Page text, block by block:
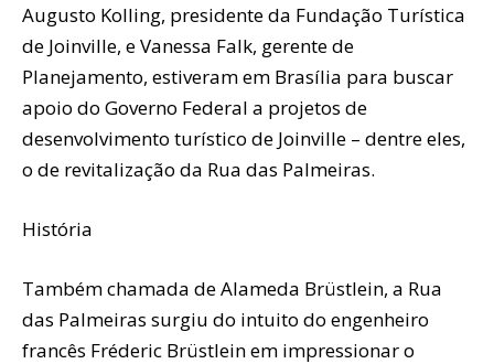
Augusto Kolling, presidente da Fundação Turística
de Joinville, e Vanessa Falk, gerente de
Planejamento, estiveram em Brasília para buscar
apoio do Governo Federal a projetos de
desenvolvimento turístico de Joinville – dentre eles,
o de revitalização da Rua das Palmeiras.
História
Também chamada de Alameda Brüstlein, a Rua
das Palmeiras surgiu do intuito do engenheiro
francês Fréderic Brüstlein em impressionar o